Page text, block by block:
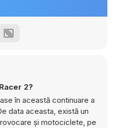
2?
în această continuare a
data aceasta, există un
și motociclete, pe